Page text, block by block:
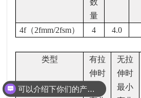
数
量
4f（2fmm/2fsm） 4 4.0
类型
有拉
伸时
最小
无拉
伸时
最小